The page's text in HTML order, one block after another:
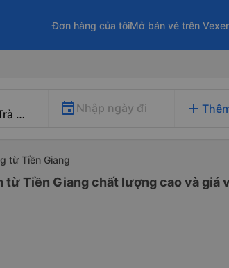
Đơn hàng của tôiMở bán vé trên
Nhập ngày đi add
từ Tiền Giang
từ Tiền Giang chất lượng cao và giá